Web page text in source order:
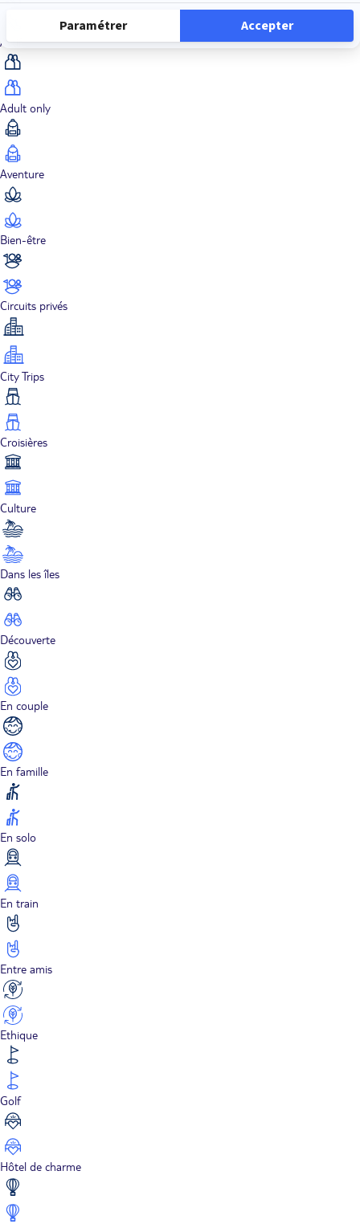
Actif
Adult only
Aventure
Bien-être
Circuits privés
City Trips
Croisières
Culture
Dans les îles
Découverte
En couple
En famille
En solo
En train
Entre amis
Ethique
Golf
Hôtel de charme